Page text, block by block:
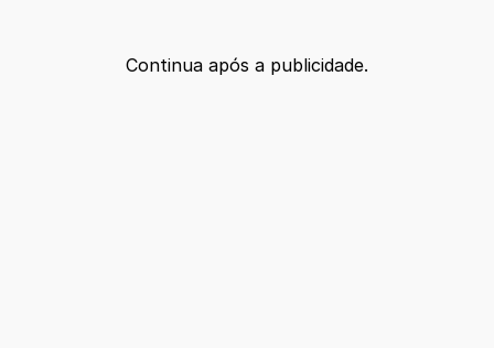
Continua após a publicidade.